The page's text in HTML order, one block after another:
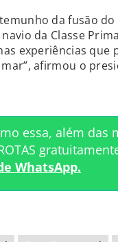
da fusão
da Classe
experiências que
afirmou o
essa, além das
WhatsApp.